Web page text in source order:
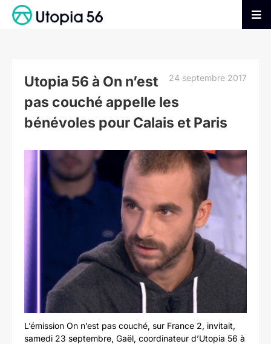
Passer
S’INFORMER
ADHÉRER
FAIRE UN DON
24 septembre 2017
Utopia 56 à On n’est
pas couché appelle les
bénévoles pour Calais et Paris
agrandie
L’émission On n’est pas couché, sur France 2, invitait,
samedi 23 septembre, Gaël, coordinateur d’Utopia 56 à